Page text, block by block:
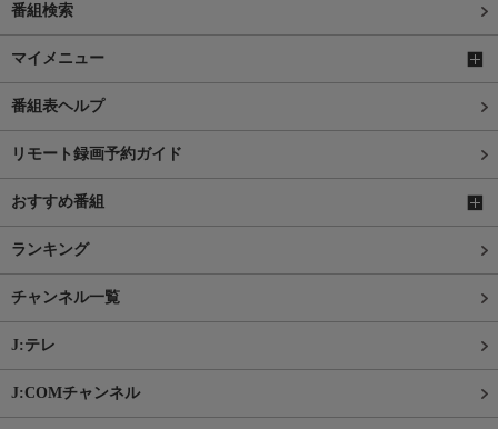
番組検索
マイメニュー
番組表ヘルプ
リモート録画予約ガイド
おすすめ番組
ランキング
チャンネル一覧
J:テレ
J:COMチャンネル